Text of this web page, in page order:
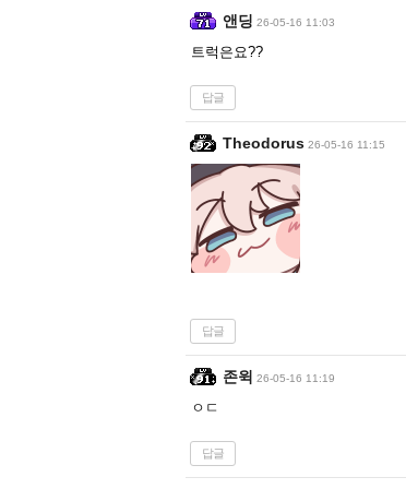
앤딩 26-05-16 11:03
트럭은요??
답글
Theodorus 26-05-16 11:15
답글
존윅 26-05-16 11:19
ㅇㄷ
답글